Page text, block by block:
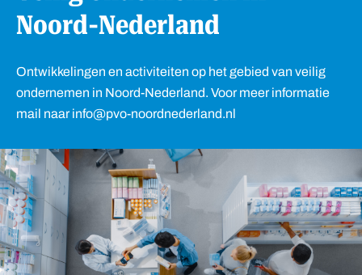
Noord-Nederland
Ontwikkelingen en activiteiten op het gebied van veilig
ondernemen in Noord-Nederland. Voor meer informatie
mail naar info@pvo-noordnederland.nl